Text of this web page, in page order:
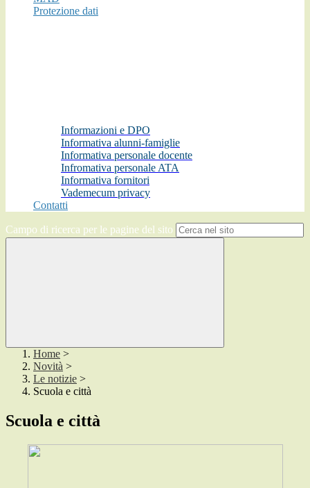
Protezione dati
Informazioni e DPO
Informativa alunni-famiglie
Informativa personale docente
Infromativa personale ATA
Informativa fornitori
Vademecum privacy
Contatti
Campo di ricerca per le pagine del sito
Home >
Novità >
Le notizie >
Scuola e città
Scuola e città